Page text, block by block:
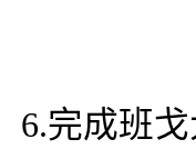
6.完成班